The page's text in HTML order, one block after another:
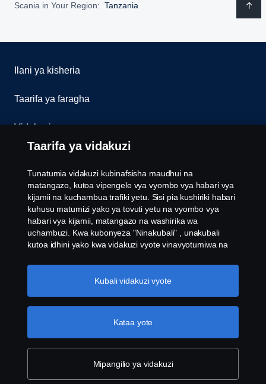
Scania in Your Region: Tanzania
Ilani ya kisheria
Taarifa ya faragha
Vidakuzi
Wasiliana nasi
Whistleblowing
Mipangilio ya vidakuzi
Scania Tanzania LTD, Plot 8 Nyerere Road,
P.O.Box 9324, Dar es Salaam, Tanzania. , Nambari
ya Simu:+255784722000, Faksi: +022-2865033
Taarifa ya vidakuzi
Tunatumia vidakuzi kubinafsisha maudhui na
matangazo, kutoa vipengele vya vyombo vya habari vya
kijamii na kuchambua trafiki yetu. Sisi pia kushiriki habari
kuhusu matumizi yako ya tovuti yetu na vyombo vya
habari vya kijamii, matangazo na washirika wa
uchambuzi. Kwa kubonyeza "Ninakubali" , unakubali
kutoa idhini yako kwa vidakuzi vyote vinavyotumiwa na
vyako kwa kubonyeza "Mipangilio ya vidokezo" na
kuchagua makundi ambayo ungependa kukubali. Kwa
Maelezo zaidi kuhusu faragha yako
Mipangilio ya vidakuzi
Kataa yote
Kubali vidakuzi vyote